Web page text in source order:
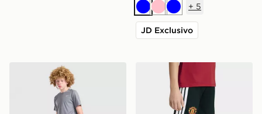
BluRosa
Blu
+ 5
JD Exclusivo
Nike Pantaloncino Challenger Junioradidas Manchester